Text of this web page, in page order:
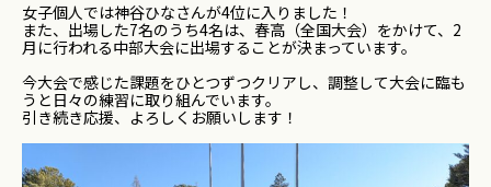
女子個人では神谷ひなさんが4位に入りました！
また、出場した7名のうち4名は、春高（全国大会）をかけて、 2
月に行われる中部大会に出場することが決まっています。
今大会で感じた課題をひとつずつクリアし、調整して大会に臨も
うと日々の練習に取り組んでいます。
引き続き応援、よろしくお願いします！